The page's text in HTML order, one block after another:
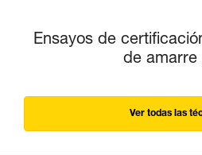
Ensayos de
de amarre
Ver todas las